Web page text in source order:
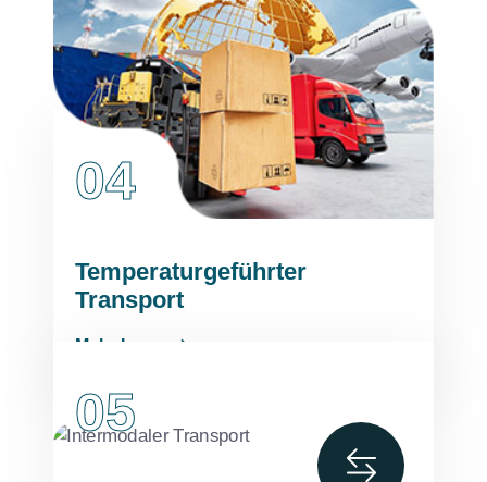
04
Temperaturgeführter
Transport
Mehr Lesen
05